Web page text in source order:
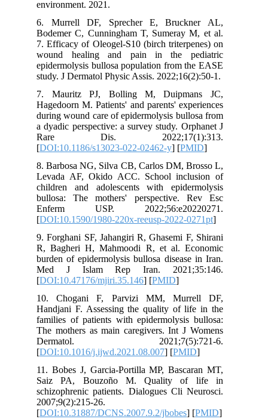
6. Murrell DF, Sprecher E,
Bodemer C, Cunningham T, Sumeray
7. Efficacy of Oleogel-S10 (birch
wound healing and pain in the
epidermolysis bullosa population from
study. J Dermatol Physic Assis.
7. Mauritz PJ, Bolling M,
Hagedoorn M. Patients' and parents'
during wound care of epidermolysis
a dyadic perspective: a survey study.
Rare Dis.
[DOI:10.1186/s13023-022-02462-y
8. Barbosa NG, Silva CB, Carlos DM,
Levada AF, Okido ACC. School
children and adolescents with
bullosa: The mothers' perspective.
Enferm USP.
[DOI:10.1590/1980-220x-reeusp-2022-
9. Forghani SF, Jahangiri R, Ghasemi
R, Bagheri H, Mahmoodi R, et al.
burden of epidermolysis bullosa
Med J Islam Rep Iran.
[DOI:10.47176/mjiri.35.146
10. Chogani F, Parvizi MM,
Handjani F. Assessing the quality of
families of patients with
The mothers as main caregivers. Int J
Dermatol.
[DOI:10.1016/j.ijwd.2021.08.007
11. Bobes J, Garcia-Portilla MP,
Saiz PA, Bouzoño M. Quality
schizophrenic patients. Dialogues Cli
[DOI:10.31887/DCNS.2007.9.2/jbobes